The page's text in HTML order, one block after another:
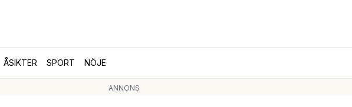
ÅSIKTER SPORT NÖJE
ANNONS